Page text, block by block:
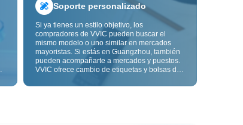
Soporte personalizado
Si ya tienes un estilo objetivo, los
compradores de VVIC pueden buscar el
mismo modelo o uno similar en mercados
mayoristas. Si estás en Guangzhou, también
pueden acompañarte a mercados y puestos.
VVIC ofrece cambio de etiquetas y bolsas de
imagen o muestra, para que tu compra sea